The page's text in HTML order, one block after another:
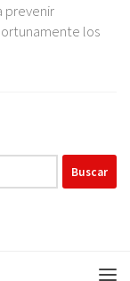
prevenir
los